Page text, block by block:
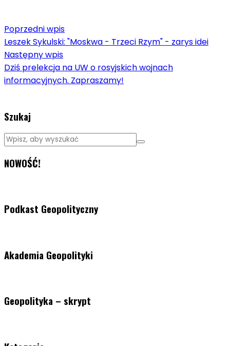
Poprzedni wpis
Leszek Sykulski: "Moskwa - Trzeci Rzym" - zarys idei
Następny wpis
Dziś prelekcja na UW o rosyjskich wojnach
informacyjnych. Zapraszamy!
Szukaj
NOWOŚĆ!
Podkast Geopolityczny
Akademia Geopolityki
Geopolityka – skrypt